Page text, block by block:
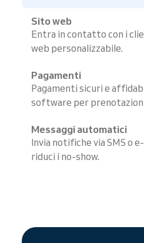
Sito web
Entra in contatto con i
web personalizzabile.
Pagamenti
Pagamenti sicuri e
software per
Messaggi automatici
Invia notifiche via SMS o
riduci i no-show.